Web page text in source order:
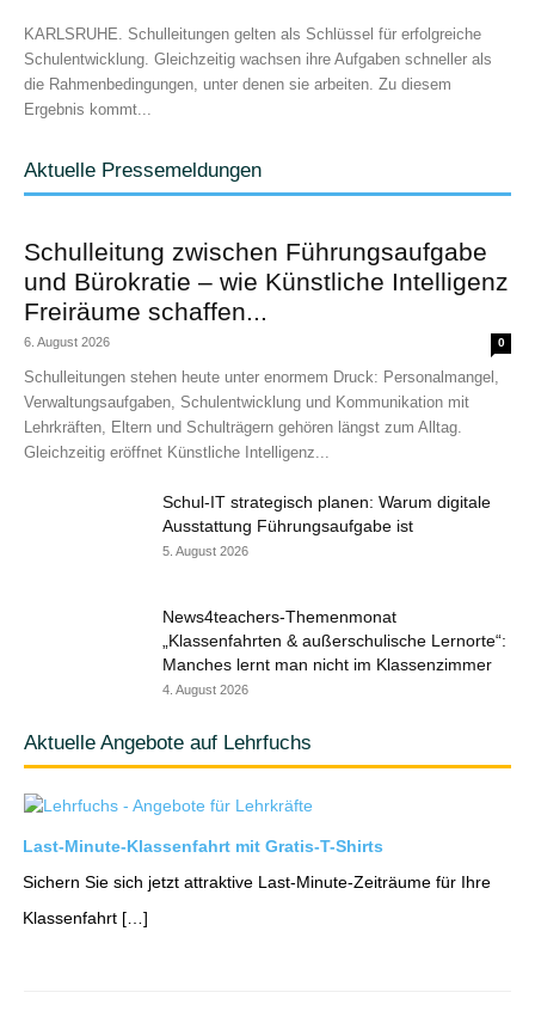
KARLSRUHE. Schulleitungen gelten als Schlüssel für erfolgreiche
Schulentwicklung. Gleichzeitig wachsen ihre Aufgaben schneller als
die Rahmenbedingungen, unter denen sie arbeiten. Zu diesem
Ergebnis kommt...
Aktuelle Pressemeldungen
Schulleitung zwischen Führungsaufgabe
und Bürokratie – wie Künstliche Intelligenz
Freiräume schaffen...
6. August 2026 0
Schulleitungen stehen heute unter enormem Druck: Personalmangel,
Verwaltungsaufgaben, Schulentwicklung und Kommunikation mit
Lehrkräften, Eltern und Schulträgern gehören längst zum Alltag.
Gleichzeitig eröffnet Künstliche Intelligenz...
Schul-IT strategisch planen: Warum digitale
Ausstattung Führungsaufgabe ist
5. August 2026
News4teachers-Themenmonat
„Klassenfahrten & außerschulische Lernorte“:
Manches lernt man nicht im Klassenzimmer
4. August 2026
Aktuelle Angebote auf Lehrfuchs
Last-Minute-Klassenfahrt mit Gratis-T-Shirts
Sichern Sie sich jetzt attraktive Last-Minute-Zeiträume für Ihre
Klassenfahrt […]